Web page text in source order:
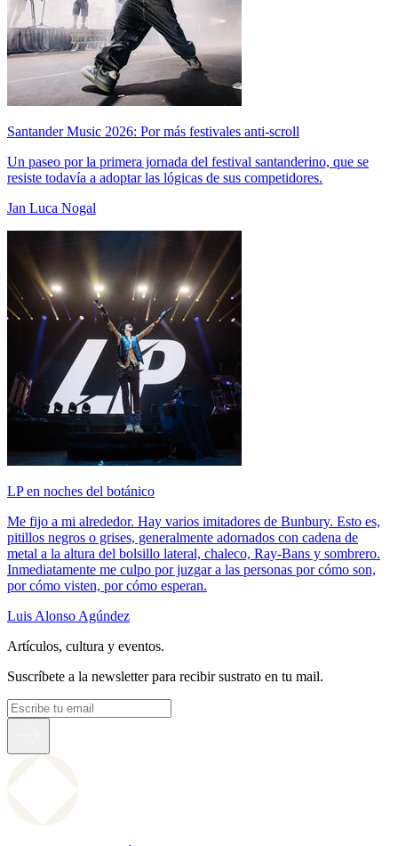
Santander Music 2026: Por más festivales anti-scroll
Un paseo por la primera jornada del festival santanderino, que se
resiste todavía a adoptar las lógicas de sus competidores.
Jan Luca Nogal
LP en noches del botánico
Me fijo a mi alrededor. Hay varios imitadores de Bunbury. Esto es,
pitillos negros o grises, generalmente adornados con cadena de
metal a la altura del bolsillo lateral, chaleco, Ray-Bans y sombrero.
Inmediatamente me culpo por juzgar a las personas por cómo son,
por cómo visten, por cómo esperan.
Luis Alonso Agúndez
Artículos, cultura y eventos.
Suscríbete a la newsletter para recibir sustrato en tu mail.